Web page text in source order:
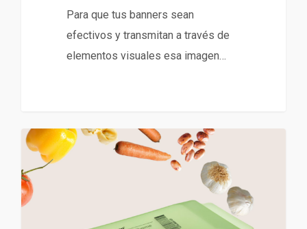
Para que tus banners sean
efectivos y transmitan a través de
elementos visuales esa imagen…